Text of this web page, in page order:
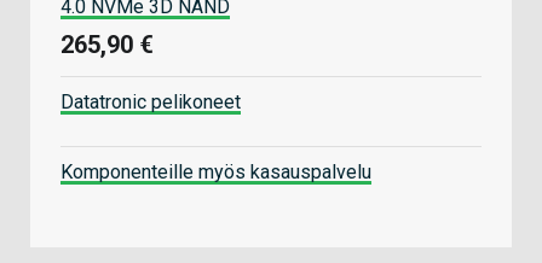
4.0 NVMe 3D NAND
265,90 €
Datatronic pelikoneet
Komponenteille myös kasauspalvelu